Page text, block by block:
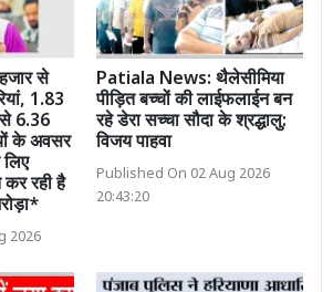
से
1.83
6.36
के अवसर
रही है
2026
Patiala News: थैलेसीमिया
पीड़ित बच्चों की लाईफलाईन बन
रहे डेरा सच्चा सौदा के श्रद्धालु:
विजय पाहवा
Published On 02 Aug 2026
20:43:20